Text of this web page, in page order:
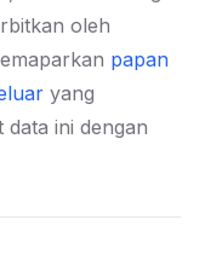
oleh
papan
yang
ini dengan